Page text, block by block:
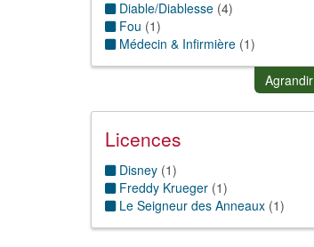
Diable/Diablesse (4)
Fou (1)
Médecin & Infirmière (1)
Momie(3)
Soldats/officiers(2)
Sorcier/sorcière
Squelette(
Tueur( 10)
Vampire(5)
Vieux/Vieille(1)
Agrandir
Licences
Disney (1)
Freddy Krueger (1)
Le Seigneur des Anneaux (1)